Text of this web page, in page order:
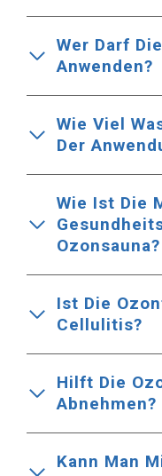
Wer Darf
Anwenden?
Wie Viel
Der
Wie Ist Die
Ozonsauna?
Ist Die
Cellulitis?
Hilft Die
Abnehmen?
Kann Man